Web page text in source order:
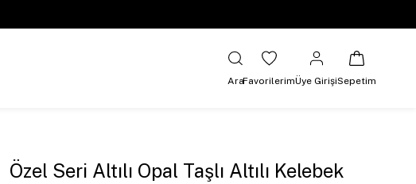
AraFavorilerimÜye GirişiSepetim
Özel Seri Altılı Opal Taşlı Altılı Kelebek